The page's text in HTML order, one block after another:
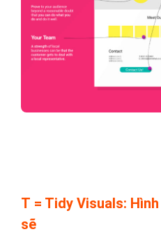
T = Tidy Visuals:
sẽ